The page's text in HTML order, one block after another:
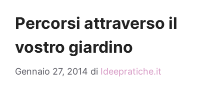
Percorsi attraverso il
vostro giardino
Gennaio 27, 2014 di Ideepratiche.it